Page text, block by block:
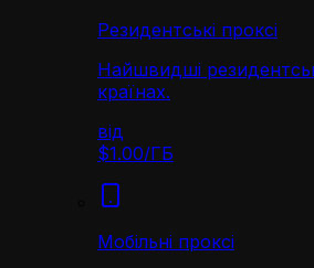
Резидентські проксі
Найшвидші
країнах.
від
$1.00/ГБ
Мобільні проксі